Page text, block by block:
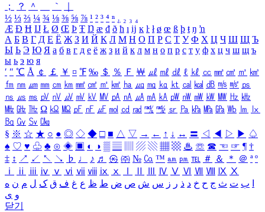
；
？ ＾ ｀
½ ⅓ ⅔ ¼ ¾ ⅛ ⅜ ⅝ ⅞ ¹ ² ³ ⁴ ⁿ ₁ ₂ ₃ ₄
Æ Ð Ħ Ĳ Ł Ø Œ Þ Ŧ Ŋ æ đ ð ħ ı ĳ ĸ ŀ ł ø œ ß þ ŧ ŋ ŉ
А Б В Г Д Е Ё Ж З И Й К Л М Н О П Р С Т У Ф Х Ц Ч Ш Щ Ъ
Ы Ь Э Ю Я а б в г д е ё ж з и й к л м н о п р с т у ф х ц ч ш щ ъ
ы ь э ю я
′ ″ ℃ Å ￠ ￡ ￥ ¤ ℉ ‰ ＄ ％ Ｆ ￦ ㎕ ㎖ ㎗ ℓ ㎘ ㏄ ㎣ ㎤ ㎥ ㎦
㎙ ㎚ ㎛ ㎜ ㎝ ㎞ ㎟ ㎠ ㎡ ㎢ ㏊ ㎍ ㎎ ㎏ ㏏ ㎈ ㎉ ㏈ ㎧ ㎨ ㎰
㎱ ㎲ ㎳ ㎴ ㎵ ㎶ ㎷ ㎸ ㎹ ㎀ ㎁ ㎂ ㎃ ㎄ ㎺ ㎻ ㎽ ㎾ ㎿ ㎐ ㎑
㎒ ㎓ ㎔ Ω ㏀ ㏁ ㎊ ㎋ ㎌ ㏖ ㏅ ㎭ ㎮ ㎯ ㏛ ㎩ ㎪ ㎫ ㎬ ㏝ ㏐
㏓
㏃ ㏉ ㏜ ㏆
§ ※ ☆ ★ ○ ● ◎ ◇ ◆ □ ■ △ ▽ → ← ↑ ↓ ↔ 〓 ◁ ◀ ▷ ▶ ♤
♠ ♡ ♥ ♧ ♣ ⊙ ◈ ▣ ◐ ◑ ▒ ▤ ▨ ▧ ▦ ▩ ♨ ☏ ☎ ☜ ☞ ¶ †
‡ ↕ ↗ ↙ ↖ ↘ ♭ ♩ ♪ ♬ ㉿ ㈜ № ㏇ ™ ㏂ ㏘ ℡ ＃ ＆ ＊ ＠ ª º
ⅰ
ⅱ ⅲ ⅳ ⅴ ⅵ ⅶ ⅷ ⅸ ⅹ Ⅳ Ⅴ Ⅵ Ⅶ Ⅷ Ⅸ Ⅹ
ب ت ث ج ح خ د ذ ر ز س ش ص ض ط ظ ع غ ف ق ک ل م ن ه
و ی
닫기